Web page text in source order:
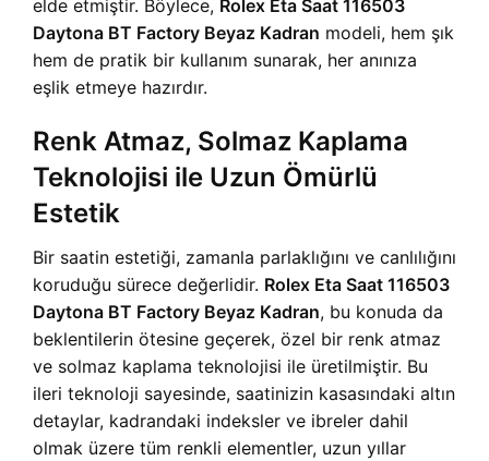
elde etmiştir. Böylece, Rolex Eta Saat 116503
Daytona BT Factory Beyaz Kadran modeli, hem şık
hem de pratik bir kullanım sunarak, her anınıza
eşlik etmeye hazırdır.
Renk Atmaz, Solmaz Kaplama
Teknolojisi ile Uzun Ömürlü
Estetik
Bir saatin estetiği, zamanla parlaklığını ve canlılığını
koruduğu sürece değerlidir. Rolex Eta Saat 116503
Daytona BT Factory Beyaz Kadran, bu konuda da
beklentilerin ötesine geçerek, özel bir renk atmaz
ve solmaz kaplama teknolojisi ile üretilmiştir. Bu
ileri teknoloji sayesinde, saatinizin kasasındaki altın
detaylar, kadrandaki indeksler ve ibreler dahil
olmak üzere tüm renkli elementler, uzun yıllar